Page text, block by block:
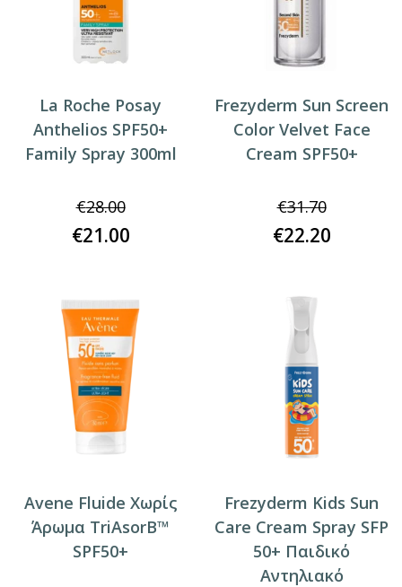
La Roche Posay
Anthelios SPF50+
Family Spray 300ml
€28.00
€21.00
Frezyderm Sun Screen
Color Velvet Face
Cream SPF50+
€31.70
€22.20
Avene Fluide Xωρίς
Άρωμα TriAsorB™
SPF50+
Frezyderm Kids Sun
Care Cream Spray SFP
50+ Παιδικό
Αντηλιακό